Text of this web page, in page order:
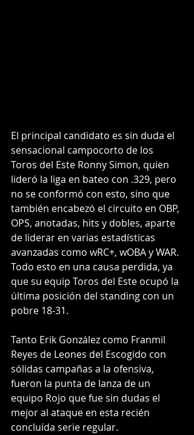
El principal candidato es sin duda el
sensacional campocorto de los
Toros del Este Ronny Simon, quien
lideró la liga en bateo con .329, pero
no se conformó con esto, sino que
también encabezó el circuito en OBP,
OPS, anotadas, hits y dobles, aparte
de liderar en varias estadísticas
avanzadas como wRC+, wOBA y WAR.
Todo esto en una causa perdida, ya
que su equip Toros del Este ocupó la
última posición del standing con un
pobre 18-31.
Tanto Erik González como Franmil
Reyes de Leones del Escogido con
sólidas campañas a la ofensiva,
fueron la punta de lanza de un
equipo Rojo que fue sin dudas el
mejor al ataque en esta recién
concluída serie regular.